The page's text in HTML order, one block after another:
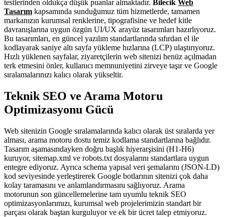
testlerinden oldukça düşük puanlar almaktadır. Bilecik Web
Tasarım kapsamında sunduğumuz tüm hizmetlerde, tamamen
markanızın kurumsal renklerine, tipografisine ve hedef kitle
davranışlarına uygun özgün UI/UX arayüz tasarımları hazırlıyoruz.
Bu tasarımları, en güncel yazılım standartlarında sıfırdan el ile
kodlayarak saniye altı sayfa yükleme hızlarına (LCP) ulaştırıyoruz.
Hızlı yüklenen sayfalar, ziyaretçilerin web sitenizi henüz açılmadan
terk etmesini önler, kullanıcı memnuniyetini zirveye taşır ve Google
sıralamalarınızı kalıcı olarak yükseltir.
Teknik SEO ve Arama Motoru
Optimizasyonu Gücü
Web sitenizin Google sıralamalarında kalıcı olarak üst sıralarda yer
alması, arama motoru dostu temiz kodlama standartlarına bağlıdır.
Tasarım aşamasındayken doğru başlık hiyerarşisini (H1-H6)
kuruyor, sitemap.xml ve robots.txt dosyalarını standartlara uygun
entegre ediyoruz. Ayrıca schema yapısal veri şemalarını (JSON-LD)
kod seviyesinde yerleştirerek Google botlarının sitenizi çok daha
kolay taramasını ve anlamlandırmasını sağlıyoruz. Arama
motorunun son güncellemelerine tam uyumlu teknik SEO
optimizasyonlarımızı, kurumsal web projelerimizin standart bir
parçası olarak baştan kurguluyor ve ek bir ücret talep etmiyoruz.